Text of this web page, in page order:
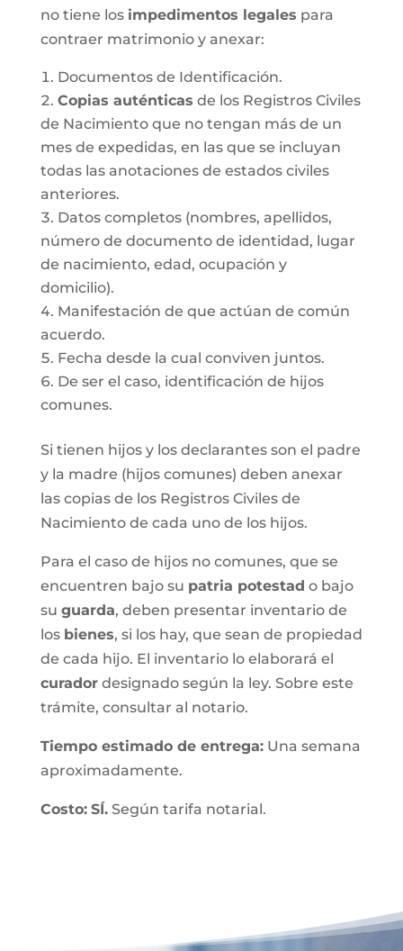
no tiene los impedimentos legales para
contraer matrimonio y anexar:
Documentos de Identificación.
Copias auténticas de los Registros Civiles
de Nacimiento que no tengan más de un
mes de expedidas, en las que se incluyan
todas las anotaciones de estados civiles
anteriores.
Datos completos (nombres, apellidos,
número de documento de identidad, lugar
de nacimiento, edad, ocupación y
domicilio).
Manifestación de que actúan de común
acuerdo.
Fecha desde la cual conviven juntos.
De ser el caso, identificación de hijos
comunes.
Si tienen hijos y los declarantes son el padre
y la madre (hijos comunes) deben anexar
las copias de los Registros Civiles de
Nacimiento de cada uno de los hijos.
Para el caso de hijos no comunes, que se
encuentren bajo su patria potestad o bajo
su guarda, deben presentar inventario de
los bienes, si los hay, que sean de propiedad
de cada hijo. El inventario lo elaborará el
curadordesignado según la ley. Sobre este
trámite, consultar al notario.
Tiempo estimado de entrega:Una semana
aproximadamente.
Costo: SÍ.Según tarifa notarial.